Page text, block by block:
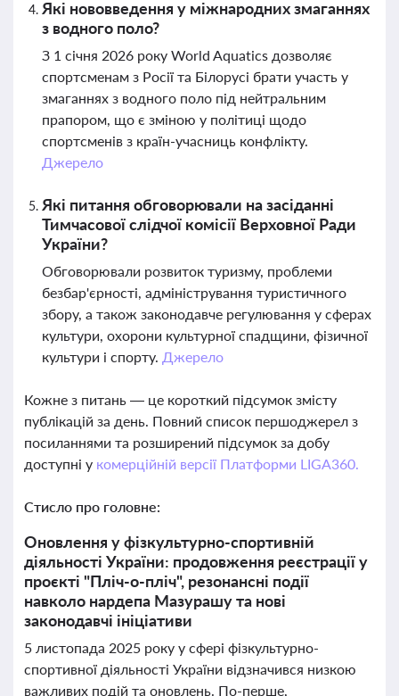
Які нововведення у міжнародних змаганнях
з водного поло?
З 1 січня 2026 року World Aquatics дозволяє
спортсменам з Росії та Білорусі брати участь у
змаганнях з водного поло під нейтральним
прапором, що є зміною у політиці щодо
спортсменів з країн-учасниць конфлікту.
Джерело
Які питання обговорювали на засіданні
Тимчасової слідчої комісії Верховної Ради
України?
Обговорювали розвиток туризму, проблеми
безбар'єрності, адміністрування туристичного
збору, а також законодавче регулювання у сферах
культури, охорони культурної спадщини, фізичної
культури і спорту. Джерело
Кожне з питань — це короткий підсумок змісту
публікацій за день. Повний список першоджерел з
посиланнями та розширений підсумок за добу
доступні у комерційній версії Платформи LIGA360.
Стисло про головне:
Оновлення у фізкультурно-спортивній
діяльності України: продовження реєстрації у
проєкті "Пліч-о-пліч", резонансні події
навколо нардепа Мазурашу та нові
законодавчі ініціативи
5 листопада 2025 року у сфері фізкультурно-
спортивної діяльності України відзначився низкою
важливих подій та оновлень. По-перше,